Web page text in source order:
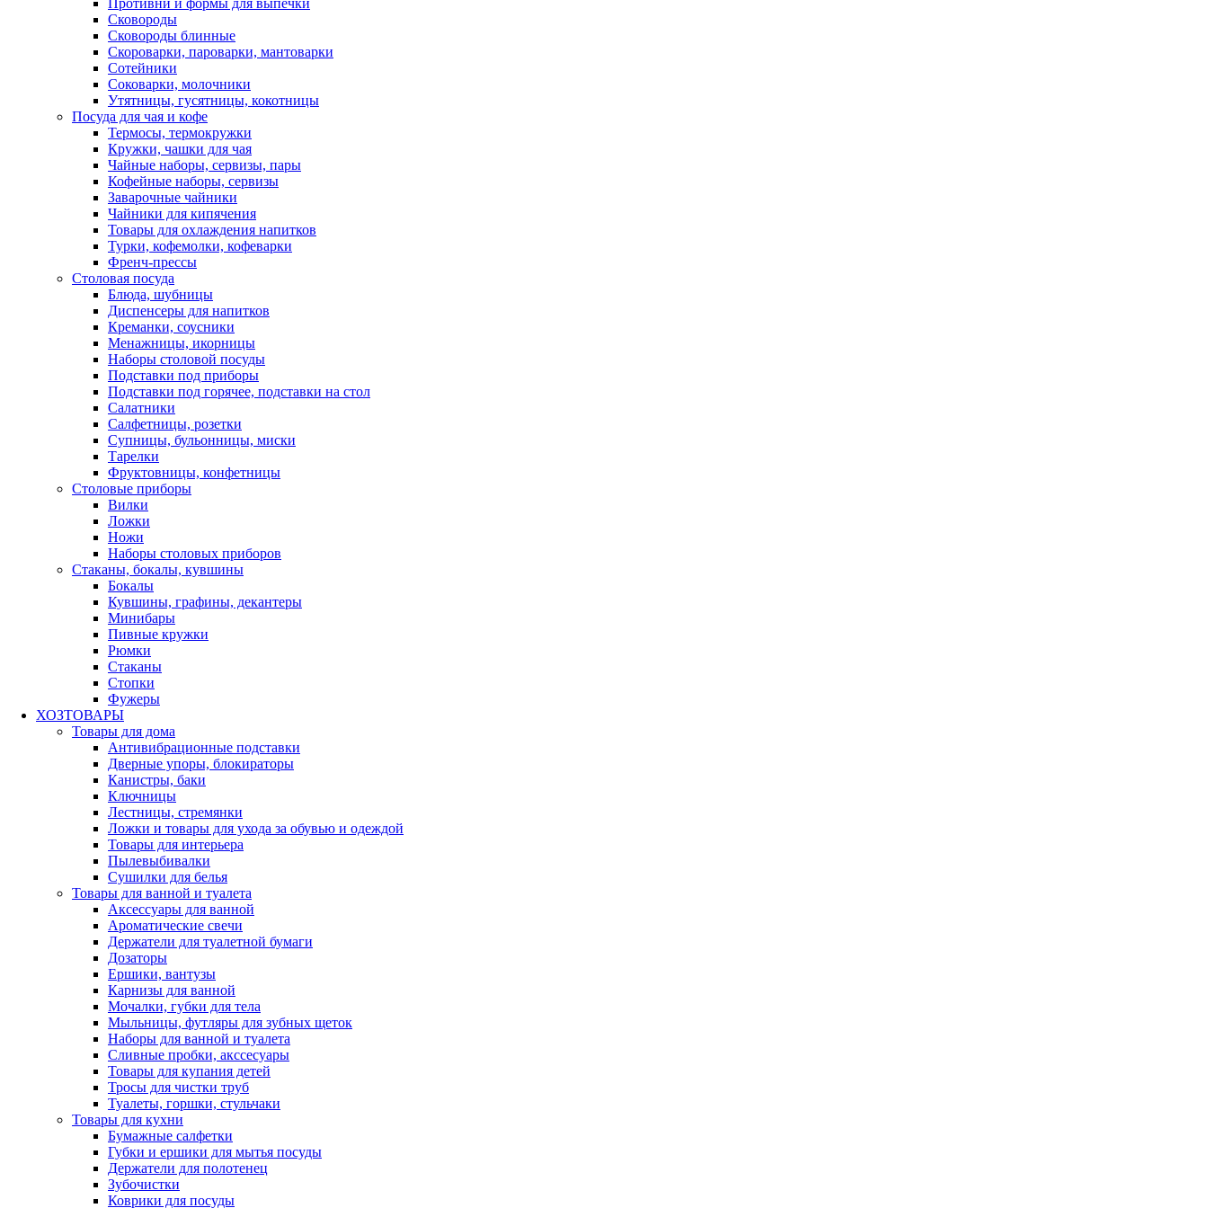
Противни и формы для выпечки
Сковороды
Сковороды блинные
Скороварки, пароварки, мантоварки
Сотейники
Соковарки, молочники
Утятницы, гусятницы, кокотницы
Посуда для чая и кофе
Термосы, термокружки
Кружки, чашки для чая
Чайные наборы, сервизы, пары
Кофейные наборы, сервизы
Заварочные чайники
Чайники для кипячения
Товары для охлаждения напитков
Турки, кофемолки, кофеварки
Френч-прессы
Столовая посуда
Блюда, шубницы
Диспенсеры для напитков
Креманки, соусники
Менажницы, икорницы
Наборы столовой посуды
Подставки под приборы
Подставки под горячее, подставки на стол
Салатники
Салфетницы, розетки
Супницы, бульонницы, миски
Тарелки
Фруктовницы, конфетницы
Столовые приборы
Вилки
Ложки
Ножи
Наборы столовых приборов
Стаканы, бокалы, кувшины
Бокалы
Кувшины, графины, декантеры
Минибары
Пивные кружки
Рюмки
Стаканы
Стопки
Фужеры
ХОЗТОВАРЫ
Товары для дома
Антивибрационные подставки
Дверные упоры, блокираторы
Канистры, баки
Ключницы
Лестницы, стремянки
Ложки и товары для ухода за обувью и одеждой
Товары для интерьера
Пылевыбивалки
Сушилки для белья
Товары для ванной и туалета
Аксессуары для ванной
Ароматические свечи
Держатели для туалетной бумаги
Дозаторы
Ершики, вантузы
Карнизы для ванной
Мочалки, губки для тела
Мыльницы, футляры для зубных щеток
Наборы для ванной и туалета
Сливные пробки, акссесуары
Товары для купания детей
Тросы для чистки труб
Туалеты, горшки, стульчаки
Товары для кухни
Бумажные салфетки
Губки и ершики для мытья посуды
Держатели для полотенец
Зубочистки
Коврики для посуды